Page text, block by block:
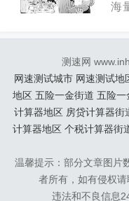
海
一
测速网
网速测试城市 网速测试地
地区 五险一金街道 五险一
计算器地区 房贷计算器街
计算器地区 个税计算器街
温馨提示：部分文章图片
者所有，如有侵权请
违法和不良信息